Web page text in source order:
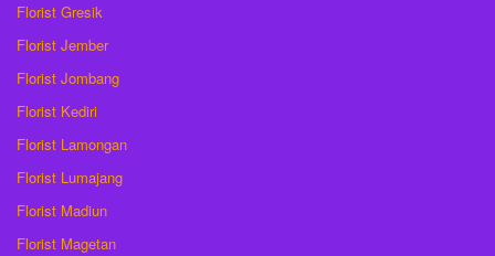
Florist Gresik
Florist Jember
Florist Jombang
Florist Kediri
Florist Lamongan
Florist Lumajang
Florist Madiun
Florist Magetan